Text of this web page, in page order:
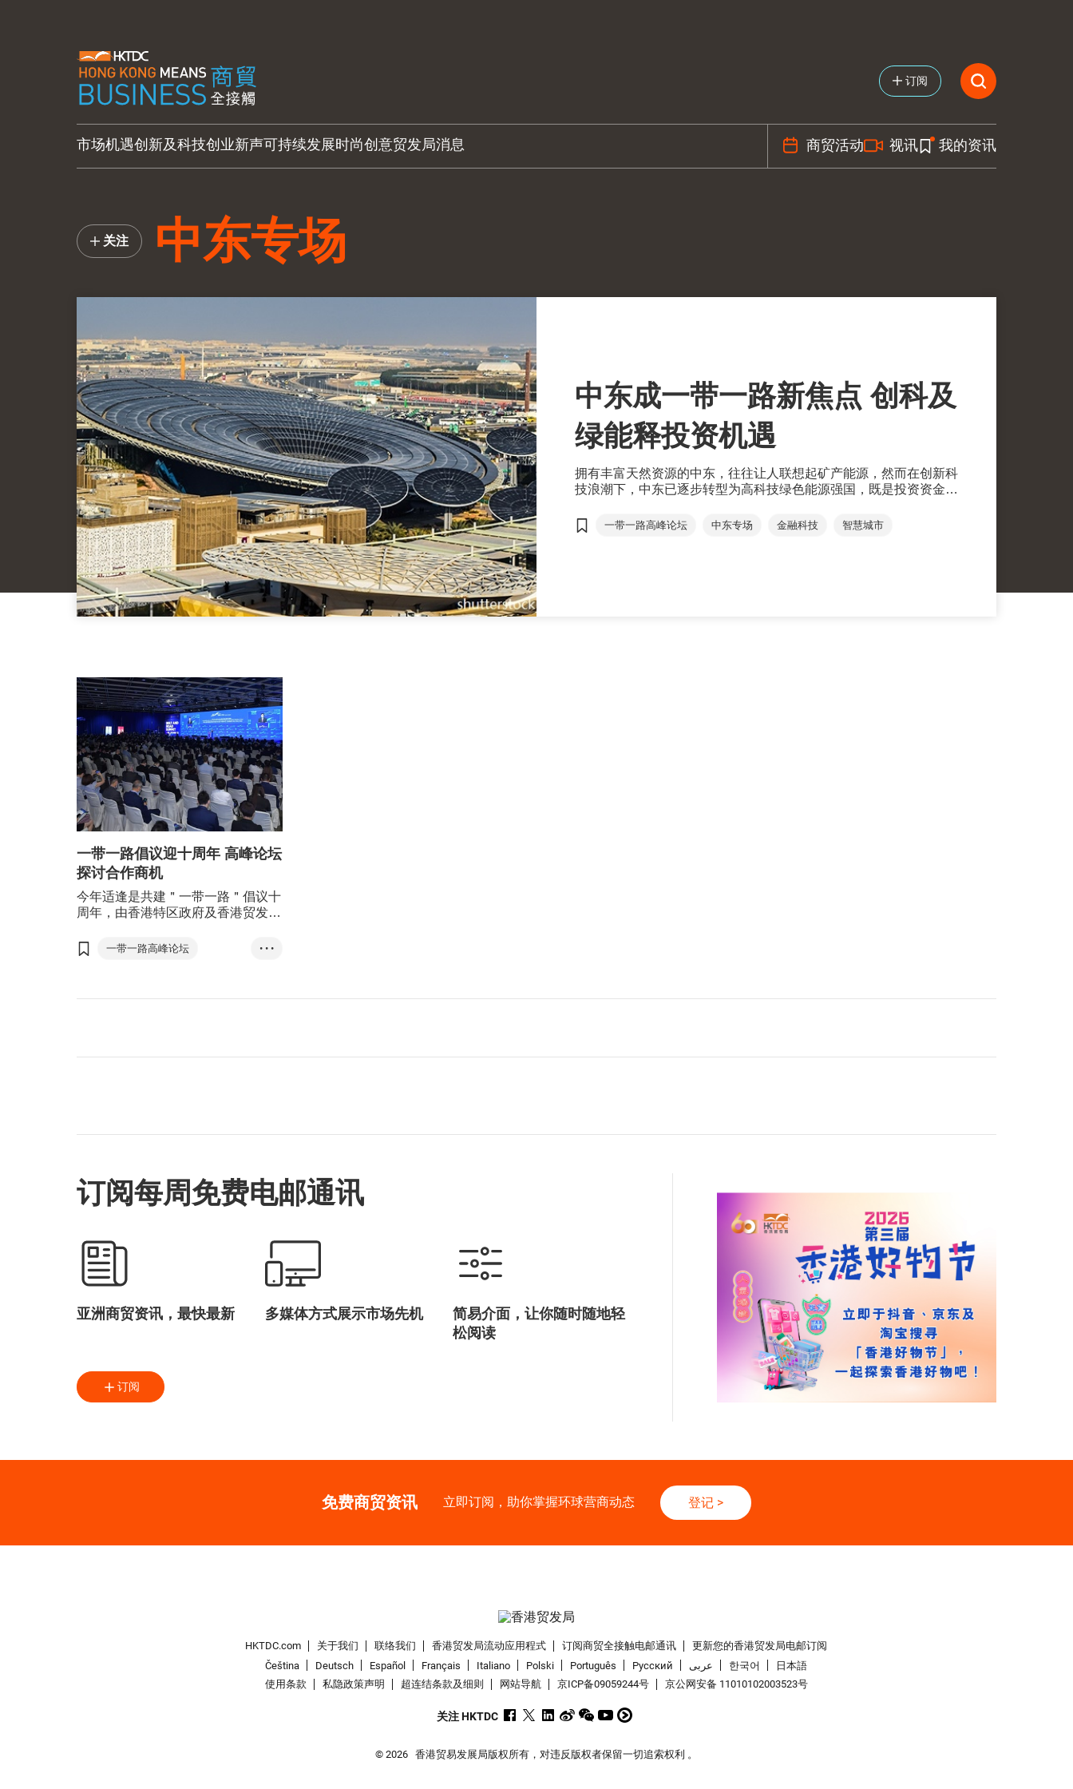
订阅
市场机遇创新及科技创业新声可持续发展时尚创意贸发局消息 商贸活动 视讯 我的资讯
中东专场
关注
中东成一带一路新焦点 创科及
绿能释投资机遇
拥有丰富天然资源的中东，往往让人联想起矿产能源，然而在创新科
技浪潮下，中东已逐步转型为高科技绿色能源强国，既是投资资金来
一带一路高峰论坛 中东专场 金融科技
智慧城市
一带一路倡议迎十周年 高峰论坛
探讨合作商机
今年适逢是共建＂一带一路＂倡议十
周年，由香港特区政府及香港贸发局
＂，将以＂携手十载 共建共赢＂为
题，继续发挥＂一带一路＂重要商贸
一带一路高峰论坛
• • •
订阅每周免费电邮通讯
亚洲商贸资讯，最快最新 多媒体方式展示市场先机
简易介面，让你随时随地轻
松阅读
订阅
免费商贸资讯 立即订阅，助你掌握环球营商动态 登记>
HKTDC.com 关于我们 联络我们 香港贸发局流动应用程式 订阅商贸全接触电邮通讯
更新您的香港贸发局电邮订阅
Čeština
Deutsch Español Français Italiano Polski Português Pусский عربى 한국어
日本語
使用条款
私隐政策声明 超连结条款及细则 网站导航 京ICP备09059244号 京公网安备 11010102003523号
关注 HKTDC
© 2026 香港贸易发展局版权所有，对违反版权者保留一切追索权利 。